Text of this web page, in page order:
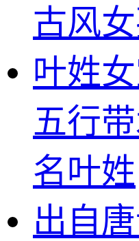
古风
叶姓
五行
名叶姓
出自